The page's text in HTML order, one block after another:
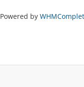
Powered by